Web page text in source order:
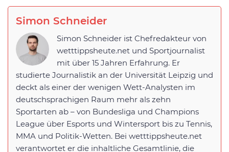
Simon Schneider
Simon Schneider ist Chefredakteur von
wetttippsheute.net und Sportjournalist
mit über 15 Jahren Erfahrung. Er
studierte Journalistik an der Universität Leipzig und
deckt als einer der wenigen Wett-Analysten im
deutschsprachigen Raum mehr als zehn
Sportarten ab – von Bundesliga und Champions
League über Esports und Wintersport bis zu Tennis,
MMA und Politik-Wetten. Bei wetttippsheute.net
verantwortet er die inhaltliche Gesamtlinie, die